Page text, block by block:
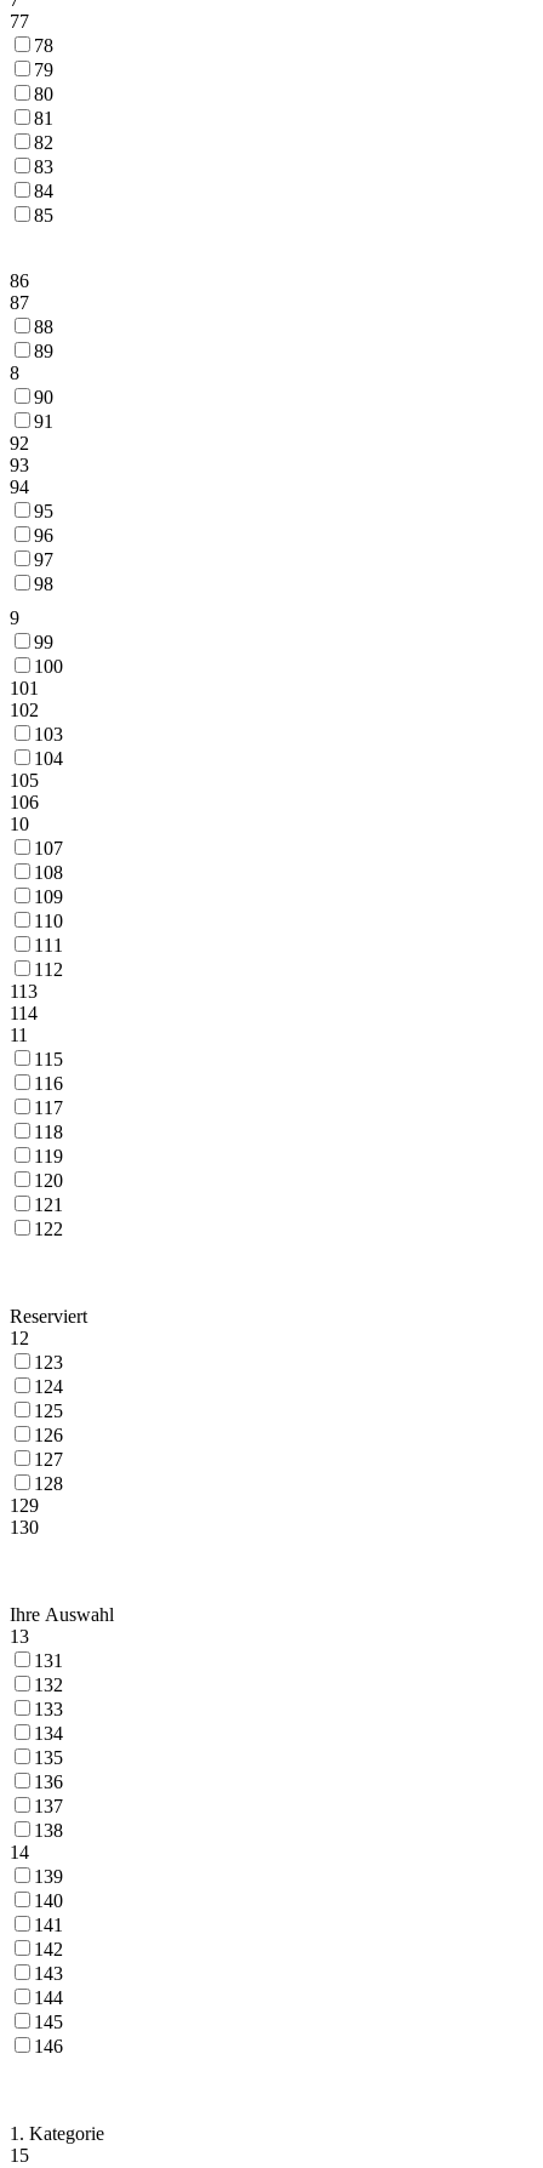
77
78
79
80
81
82
83
84
85
86
87
88
89
8
90
91
92
93
94
95
96
97
98
9
99
100
101
102
103
104
105
106
10
107
108
109
110
111
112
113
114
11
115
116
117
118
119
120
121
122
Reserviert
12
123
124
125
126
127
128
129
130
Ihre Auswahl
13
131
132
133
134
135
136
137
138
14
139
140
141
142
143
144
145
146
1. Kategorie
15